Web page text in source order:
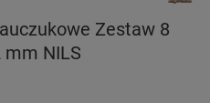
Zestaw 8
NILS